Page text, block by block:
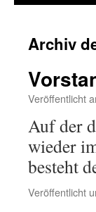
Archiv
Veröffentlicht
Auf der
wieder
besteht
Veröffentlicht